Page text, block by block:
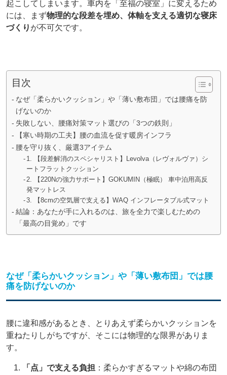
起こしてしまいます。車内を「至福の寝室」に変えるため
には、まず物理的な段差を埋め、体軸を支える適切な寝床
づくり が不可欠です。
目次
なぜ「柔らかいクッション」や「薄い敷布団」では腰痛を防
げないのか
失敗しない、腰痛対策マット選びの「3つの鉄則」
【寒い時期の工夫】腰の血流を促す暖房インフラ
腰を守り抜く、厳選3アイテム
1. 【段差解消のスペシャリスト】Levolva（レヴォルヴァ）シ
ートフラットクッション
2. 【220Nの強力サポート】GOKUMIN（極眠） 車中泊用高反
発マットレス
3. 【8cmの空気層で支える】WAQ インフレータブル式マット
結論：あなたが手に入れるのは、旅を全力で楽しむための
「最高の目覚め」です
なぜ「柔らかいクッション」や「薄い敷布団」では腰
痛を防げないのか
腰に違和感があるとき、とりあえず柔らかいクッションを
重ねたりしがちですが、そこには物理的な限界がありま
す。
「点」で支える負担 ：柔らかすぎるマットや綿の布団